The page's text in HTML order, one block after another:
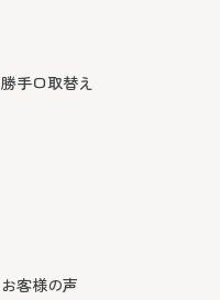
勝手口取替え
お客様の声